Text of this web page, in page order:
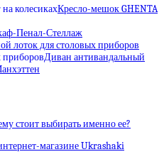
Кресло-мешок GHENTA
Пенал-Стеллаж
лоток для столовых приборов
Диван антивандальный
стоит выбирать именно ее?
магазине Ukrashaki